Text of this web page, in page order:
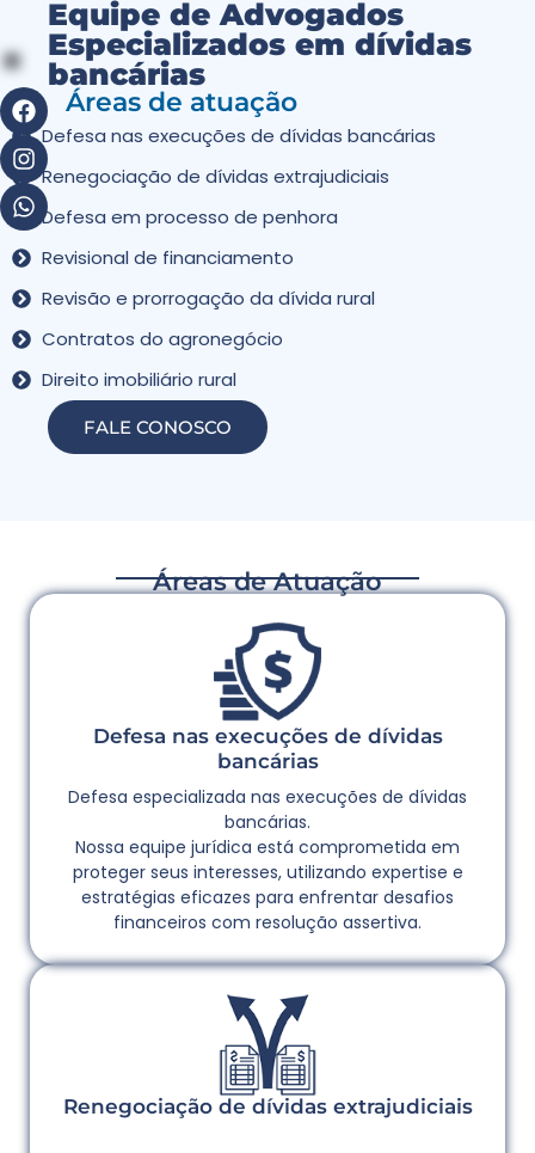
Equipe de Advogados
Especializados em dívidas
bancárias
Áreas de atuação
Defesa nas execuções de dívidas bancárias
Renegociação de dívidas extrajudiciais
Defesa em processo de penhora
Revisional de financiamento
Revisão e prorrogação da dívida rural
Contratos do agronegócio
Direito imobiliário rural
FALE CONOSCO
Áreas de Atuação
Defesa nas execuções de dívidas
bancárias
Defesa especializada nas execuções de dívidas
bancárias.
Nossa equipe jurídica está comprometida em
proteger seus interesses, utilizando expertise e
estratégias eficazes para enfrentar desafios
financeiros com resolução assertiva.
Renegociação de dívidas extrajudiciais